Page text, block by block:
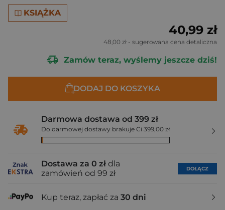
KSIĄŻKA
40,99 zł
48,00 zł - sugerowana cena detaliczna
Zamów teraz, wyślemy jeszcze dziś!
DODAJ DO KOSZYKA
Darmowa dostawa od 399 zł
Do darmowej dostawy brakuje Ci 399,00 zł
Dostawa za 0 zł dla
zamówień od 99 zł
DOŁĄCZ
Kup teraz, zapłać za 30 dni